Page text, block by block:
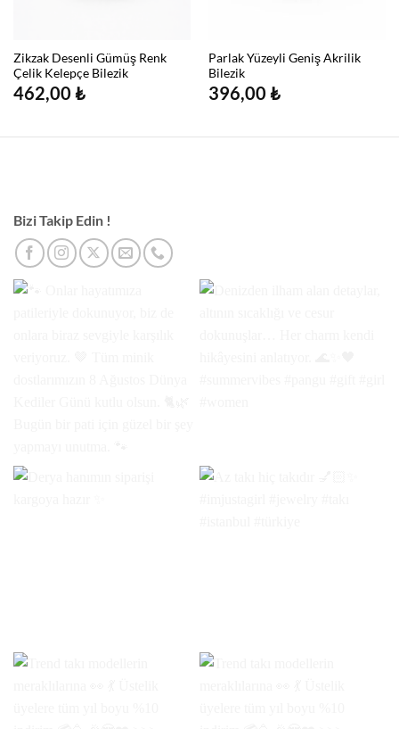
Zikzak Desenli Gümüş Renk
Çelik Kelepçe Bilezik
462,00 ₺
Parlak Yüzeyli Geniş Akrilik
Bilezik
396,00 ₺
Bizi Takip Edin !